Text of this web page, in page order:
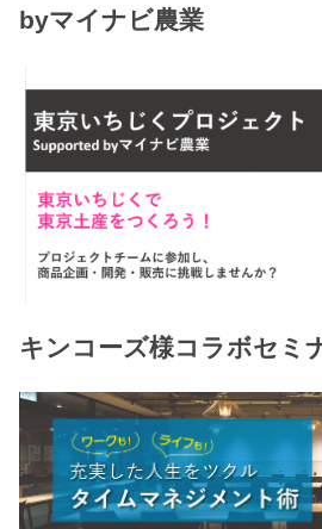
byマイナビ農業
キンコーズ様コラボセミ